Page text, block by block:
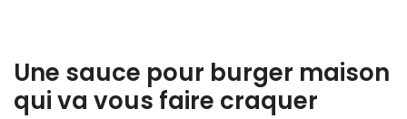
Une sauce pour burger maison
qui va vous faire craquer